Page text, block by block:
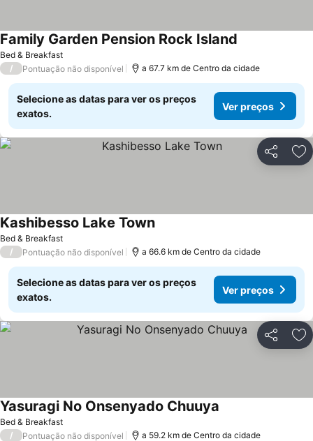
Bed & Breakfast
Family Garden Pension Rock Island
/ Pontuação não disponível a 67.7 km de Centro da cidade
Selecione as datas para ver os preços
exatos.
Ver preços
Partilhar
Bed & Breakfast
Kashibesso Lake TownVer preços
/ Pontuação não disponível a 66.6 km de Centro da cidade
Selecione as datas para ver os preços
exatos.
Ver preços
Partilhar
Bed & Breakfast
Yasuragi No Onsenyado Chuuya
/ Pontuação não disponível a 59.2 km de Centro da cidade